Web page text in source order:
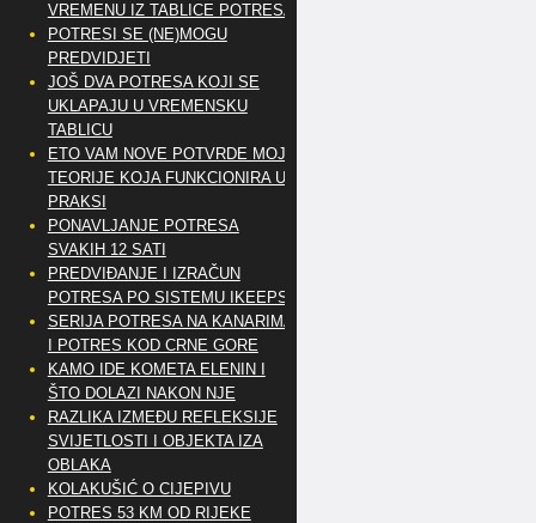
VREMENU IZ TABLICE POTRESA
POTRESI SE (NE)MOGU
PREDVIDJETI
JOŠ DVA POTRESA KOJI SE
UKLAPAJU U VREMENSKU
TABLICU
ETO VAM NOVE POTVRDE MOJE
TEORIJE KOJA FUNKCIONIRA U
PRAKSI
PONAVLJANJE POTRESA
SVAKIH 12 SATI
PREDVIĐANJE I IZRAČUN
POTRESA PO SISTEMU IKEEPS
SERIJA POTRESA NA KANARIMA
I POTRES KOD CRNE GORE
KAMO IDE KOMETA ELENIN I
ŠTO DOLAZI NAKON NJE
RAZLIKA IZMEĐU REFLEKSIJE
SVIJETLOSTI I OBJEKTA IZA
OBLAKA
KOLAKUŠIĆ O CIJEPIVU
POTRES 53 KM OD RIJEKE